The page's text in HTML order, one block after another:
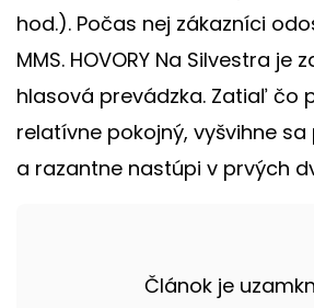
hod.). Počas nej zákazníci
MMS. HOVORY Na Silvestra je
hlasová prevádzka. Zatiaľ čo
relatívne pokojný, vyšvihne
a razantne nastúpi v prvých
Článok je